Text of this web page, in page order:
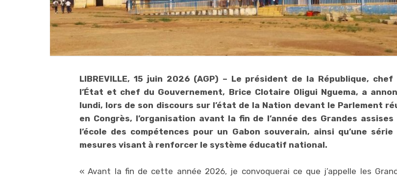
LIBREVILLE, 15 juin 2026 (AGP) – Le président de la République, chef
l’État et chef du Gouvernement, Brice Clotaire Oligui Nguema, a
lundi, lors de son discours sur l’état de la Nation devant le Parlement
en Congrès, l’organisation avant la fin de l’année des Grandes assises
l’école des compétences pour un Gabon souverain, ainsi qu’une série
mesures visant à renforcer le système éducatif national.
« Avant la fin de cette année 2026, je convoquerai ce que j’appelle les